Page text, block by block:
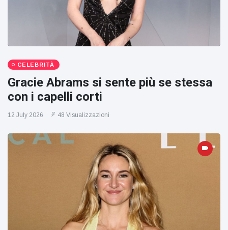
CELEBRITÀ
Gracie Abrams si sente più se stessa
con i capelli corti
12 July 2026 48 Visualizzazioni